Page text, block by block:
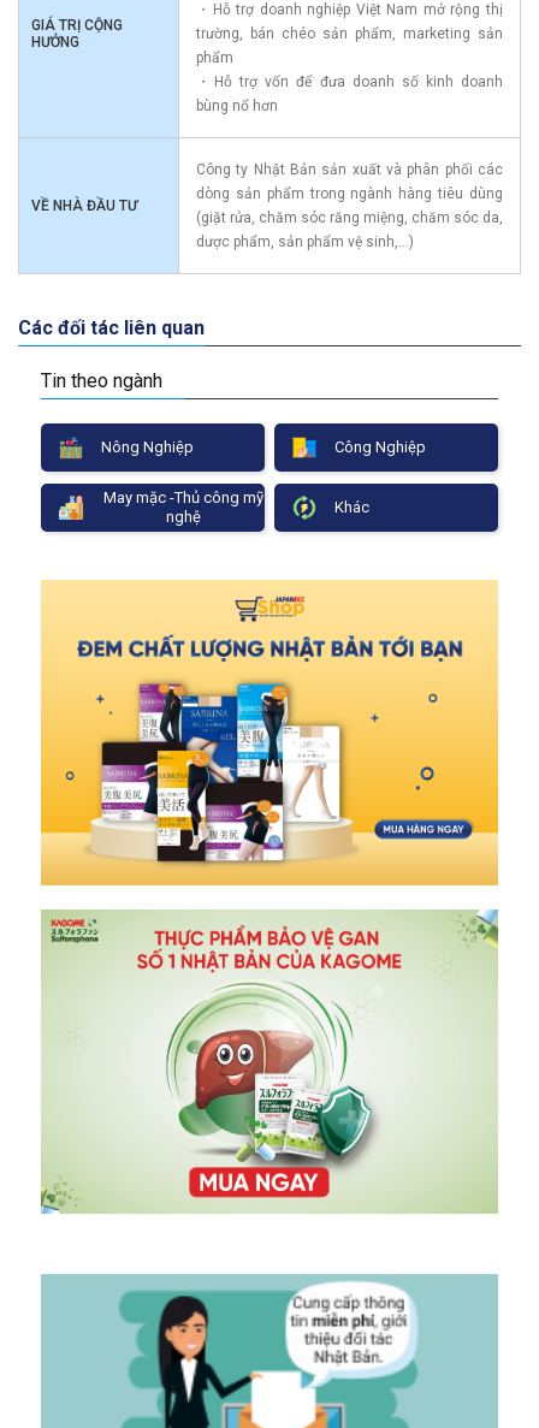
GIÁ TRỊ CỘNG
HƯỞNG
・Hỗ trợ doanh nghiệp Việt Nam mở rộng thị
trường, bán chéo sản phẩm, marketing sản
phẩm
・Hỗ trợ vốn để đưa doanh số kinh doanh
bùng nổ hơn
VỀ NHÀ ĐẦU TƯ
Công ty Nhật Bản sản xuất và phân phối các
dòng sản phẩm trong ngành hàng tiêu dùng
(giặt rửa, chăm sóc răng miệng, chăm sóc da,
dược phẩm, sản phẩm vệ sinh,...)
Các đối tác liên quan
Tin theo ngành
Nông Nghiệp Công Nghiệp
May mặc -Thủ công mỹ
nghệ
Khác